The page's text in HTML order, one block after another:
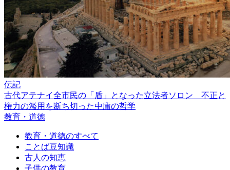
伝記
古代アテナイ全市民の「盾」となった立法者ソロン 不正と
権力の濫用を断ち切った中庸の哲学
教育・道徳
教育・道徳のすべて
ことば豆知識
古人の知恵
子供の教育